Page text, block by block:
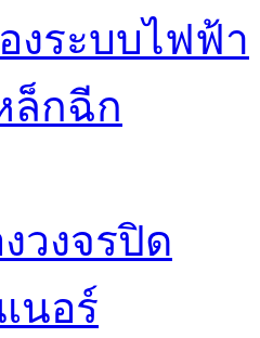
งระบบไฟฟ้า
ล็กฉีก
วงจรปิด
นอร์